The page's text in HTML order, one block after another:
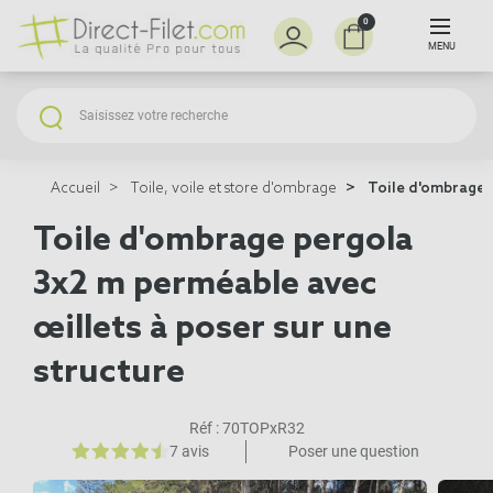
0
MENU
Accueil Toile, voile et store d'ombrage Toile d'ombrage
Toile d'ombrage pergola
3x2 m perméable avec
œillets à poser sur une
structure
Réf :70TOPxR32
7 avis
Poser une question